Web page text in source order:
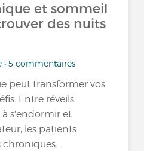
et sommeil
des nuits
• 5 commentaires
peut transformer vos
Entre réveils
s’endormir et
les patients